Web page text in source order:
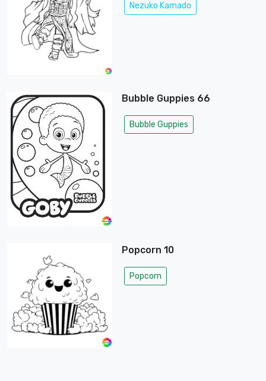
Nezuko Kamado
Bubble Guppies 66
Bubble Guppies
Popcorn 10
Popcorn